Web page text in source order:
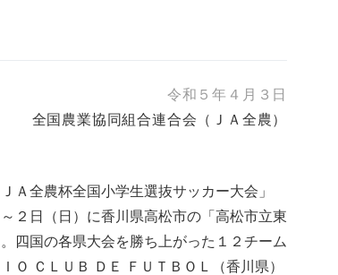
令和５年４月３日
全国農業協同組合連合会（ＪＡ全農）
全農杯全国小学生選抜サッカー大会」
２日（日）に香川県高松市の「高松市立東
四国の各県大会を勝ち上がった１２チーム
Ｏ ＣＬＵＢ ＤＥ ＦＵＴＢＯＬ（香川県）